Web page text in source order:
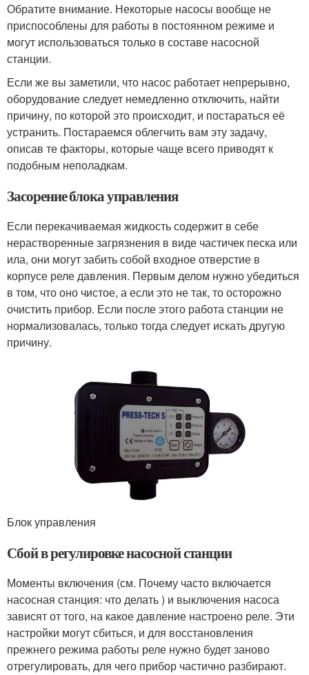
Обратите внимание. Некоторые насосы вообще не
приспособлены для работы в постоянном режиме и
могут использоваться только в составе насосной
станции.
Если же вы заметили, что насос работает непрерывно,
оборудование следует немедленно отключить, найти
причину, по которой это происходит, и постараться её
устранить. Постараемся облегчить вам эту задачу,
описав те факторы, которые чаще всего приводят к
подобным неполадкам.
Засорение блока управления
Если перекачиваемая жидкость содержит в себе
нерастворенные загрязнения в виде частичек песка или
ила, они могут забить собой входное отверстие в
корпусе реле давления. Первым делом нужно убедиться
в том, что оно чистое, а если это не так, то осторожно
очистить прибор. Если после этого работа станции не
нормализовалась, только тогда следует искать другую
причину.
Блок управления
Сбой в регулировке насосной станции
Моменты включения (см. Почему часто включается
насосная станция: что делать ) и выключения насоса
зависят от того, на какое давление настроено реле. Эти
настройки могут сбиться, и для восстановления
прежнего режима работы реле нужно будет заново
отрегулировать, для чего прибор частично разбирают.